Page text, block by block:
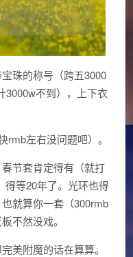
珠的称号（跨五3000
3000w不到），上下衣
rmb左右没问题吧）。
节套肯定得有（就打
得等20年了。光环也得
就算你一套（300rmb
不然没戏。
美附魔的话在算算。